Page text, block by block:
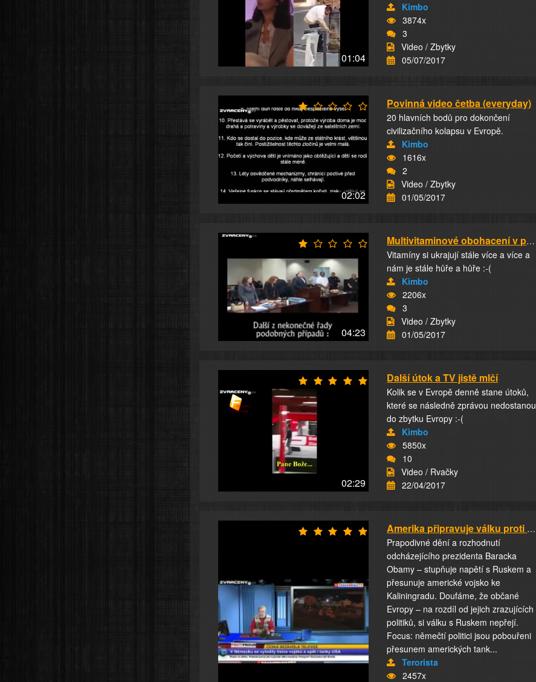
01:04
Kimbo
3874x
3
Video / Zbytky
05/07/2017
02:02
Povinná video četba (everyday)
20 hlavních bodů pro dokončení
civilizačního kolapsu v Evropě.
Kimbo
1616x
2
Video / Zbytky
01/05/2017
04:23
Multivitaminové obohacení v praxi
Vitamíny si ukrajují stále více a více a
nám je stále hůře a hůře :-(
Kimbo
2206x
3
Video / Zbytky
01/05/2017
02:29
Další útok a TV jistě mlčí
Kolik se v Evropě denně stane útoků,
které se následně zprávou nedostanou
do zbytku Evropy :-(
Kimbo
5850x
10
Video / Rvačky
22/04/2017
Amerika připravuje válku proti Rusku před odc...
Prapodivné dění a rozhodnutí
odcházejícího prezidenta Baracka
Obamy – stupňuje napětí s Ruskem a
přesunuje americké vojsko ke
Kaliningradu. Doufáme, že občané
Evropy – na rozdíl od jejich zrazujících
politiků, si válku s Ruskem nepřejí.
Focus: němečtí politici jsou pobouřeni
přesunem amerických tank...
Terorista
2457x